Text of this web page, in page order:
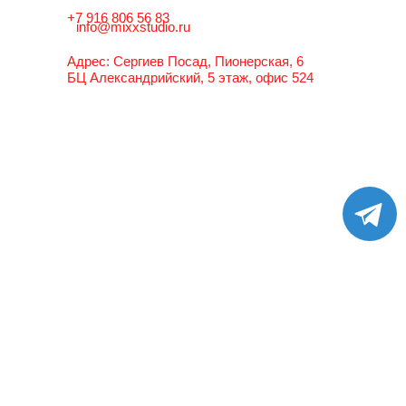
+7 916 806 56 83
info@mixxstudio.ru
Адрес: Cергиев Посад, Пионерская, 6
БЦ Александрийский, 5 этаж, офис 524